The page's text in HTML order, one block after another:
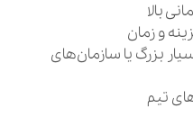
بالا
و زمان
بزرگ یا سازمان‌های
تیم